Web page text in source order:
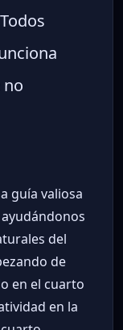
no
guía valiosa
del
de
en el cuarto
en la